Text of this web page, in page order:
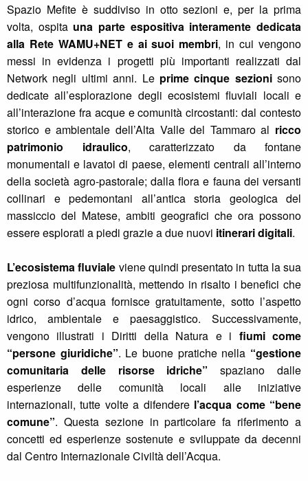
Spazio Mefite è suddiviso in otto sezioni e, per la prima
volta, ospita una parte espositiva interamente dedicata
alla Rete WAMU+NET e ai suoi membri, in cui vengono
messi in evidenza i progetti più importanti realizzati dal
Network negli ultimi anni. Le prime cinque sezionisono
dedicate all’esplorazione degli ecosistemi fluviali locali e
all’interazione fra acque e comunità circostanti: dal contesto
storico e ambientale dell’Alta Valle del Tammaro al ricco
patrimonio idraulico, caratterizzato da fontane
monumentali e lavatoi di paese, elementi centrali all’interno
della società agro-pastorale; dalla flora e fauna dei versanti
collinari e pedemontani all’antica storia geologica del
massiccio del Matese, ambiti geografici che ora possono
essere esplorati a piedi grazie a due nuovi itinerari digitali.
L’ecosistema fluviale viene quindi presentato in tutta la sua
preziosa multifunzionalità, mettendo in risalto i benefici che
ogni corso d’acqua fornisce gratuitamente, sotto l’aspetto
idrico, ambientale e paesaggistico. Successivamente,
vengono illustrati i Diritti della Natura e i fiumi come
“persone giuridiche”. Le buone pratiche nella “gestione
comunitaria delle risorse idriche” spaziano dalle
esperienze delle comunità locali alle iniziative
internazionali, tutte volte a difendere l’acqua come “bene
comune”. Questa sezione in particolare fa riferimento a
concetti ed esperienze sostenute e sviluppate da decenni
dal Centro Internazionale Civiltà dell’Acqua.